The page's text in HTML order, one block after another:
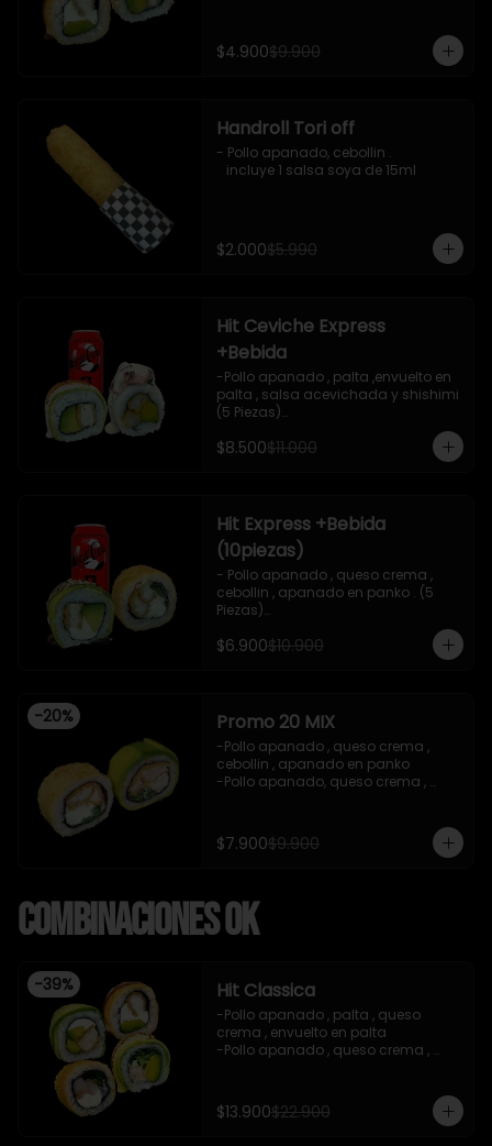
incluye 1 salsa de soya de 15 ml
$4.900$9.900
Handroll Tori off
- Pollo apanado, cebollin .
   incluye 1 salsa soya de 15ml
$2.000$5.990
Hit Ceviche Express
+Bebida
-Pollo apanado , palta ,envuelto en
palta , salsa acevichada y shishimi
(5 Piezas)
-Camaron cocido , palta ,ceviche
mixto , salsa acevichada ( 5 Piezas)
-Incluye 1 bebida (coca cola zero), Y
$8.500$11.000
Hit Express +Bebida
(10piezas)
- Pollo apanado , queso crema ,
cebollin , apanado en panko . (5
Piezas)
palta ,envuelto en palta , salsa
-Imagen referencial .
$6.900$10.900
-20% Promo 20 MIX
-Pollo apanado , queso crema ,
cebollin , apanado en panko
-Pollo apanado, queso crema ,
-incluye 1 salsa de soya , 1 salsa
teriyaki
$7.900$9.900
Combinaciones OK
-39% Hit Classica
-Pollo apanado , palta , queso
crema , envuelto en palta
-Pollo apanado , queso crema ,
-Camaron cocido ,queso crema ,
cebollin , apanado en panko .
$13.900$22.900